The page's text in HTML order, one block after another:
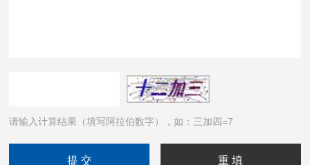
请输入计算结果（填写阿拉伯数字），如：三加四=7